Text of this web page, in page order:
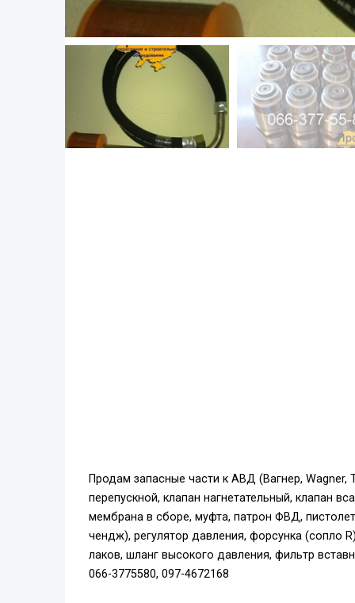
Продам запасные части к АВД (Вагнер,
перепускной, клапан нагнетательный, клапан
мембрана в сборе, муфта, патрон ФВД,
чендж), регулятор давления, форсунка (сопло
лаков, шланг высокого давления, фильтр
066-3775580, 097-4672168